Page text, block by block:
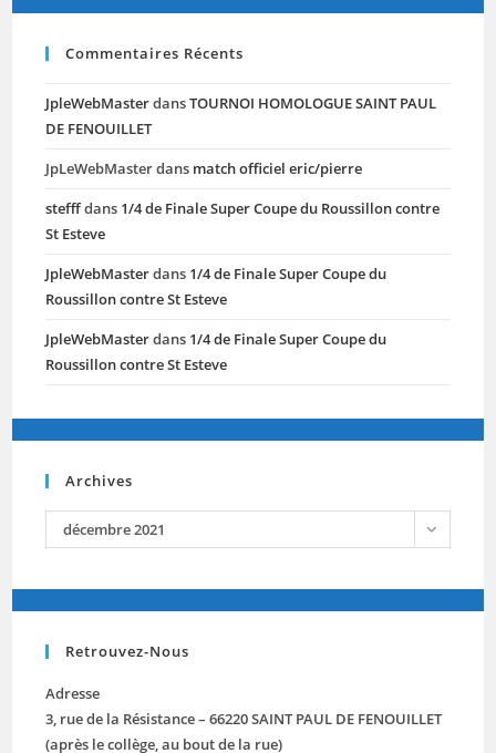
Commentaires Récents
JpleWebMasterdansTOURNOI HOMOLOGUE SAINT PAUL
DE FENOUILLET
JpLeWebMasterdans match officiel eric/pierre
stefffdans 1/4 de Finale Super Coupe du Roussillon contre
St Esteve
JpleWebMasterdans 1/4 de Finale Super Coupe du
Roussillon contre St Esteve
JpleWebMasterdans 1/4 de Finale Super Coupe du
Roussillon contre St Esteve
Archives
archives
décembre 2021
Retrouvez-Nous
Adresse
3, rue de la Résistance – 66220 SAINT PAUL DE FENOUILLET
(après le collège, au bout de la rue)